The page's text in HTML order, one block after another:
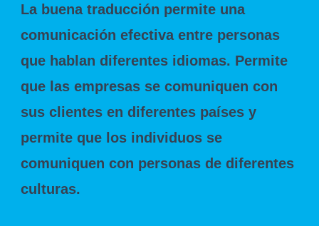
La buena traducción permite una
comunicación efectiva entre personas
que hablan diferentes idiomas. Permite
que las empresas se comuniquen con
sus clientes en diferentes países y
permite que los individuos se
comuniquen con personas de diferentes
culturas.